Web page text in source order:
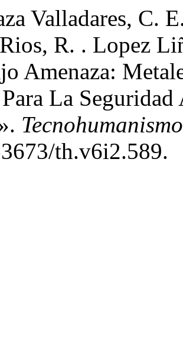
Valladares, C.
R. . Lopez
Amenaza:
La
Tecnohumanismo
th.v6i2.589.